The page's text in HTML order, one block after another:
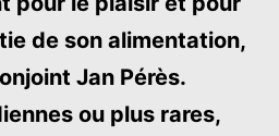
de son alimentation,
Jan Pérès.
ou plus rares,